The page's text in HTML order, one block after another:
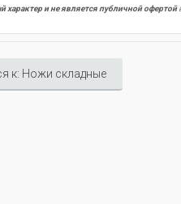
характер и не является публичной офертой
к: Ножи складные